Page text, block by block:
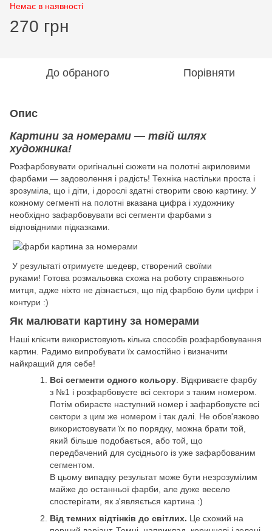
Немає в наявності
270 грн
До обраного Порівняти
Опис
Картини за номерами — твій шлях
художника!
Розфарбовувати оригінальні сюжети на полотні акриловими
фарбами — задоволення і радість! Техніка настільки проста і
зрозуміла, що і діти, і дорослі здатні створити свою картину. У
кожному сегменті на полотні вказана цифра і художнику
необхідно зафарбовувати всі сегменти фарбами з
відповідними підказками.
У результаті отримуєте шедевр, створений своїми
руками! Готова розмальовка схожа на роботу справжнього
митця, адже ніхто не дізнається, що під фарбою були цифри і
контури :)
Як малювати картину за номерами
Наші клієнти використовують кілька способів розфарбовування
картин. Радимо випробувати їх самостійно і визначити
найкращий для себе!
Всі сегменти одного кольору . Відкриваєте фарбу
з №1 і розфарбовуєте всі сектори з таким номером.
Потім обираєте наступний номер і зафарбовуєте всі
сектори з цим же номером і так далі. Не обов'язково
використовувати їх по порядку, можна брати той,
який більше подобається, або той, що
передбачений для сусіднього із уже зафарбованим
сегментом.
В цьому випадку результат може бути незрозумілим
майже до останньої фарби, але дуже весело
спостерігати, як з'являється картина :)
Від темних відтінків до світлих. Це схожий на